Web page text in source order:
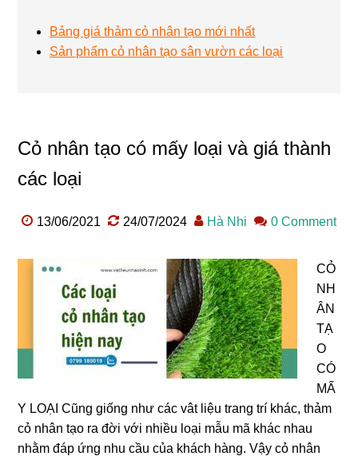
Bảng giá thảm cỏ nhân tạo mới nhất
Sản phẩm cỏ nhân tạo sân vườn các loại
Cỏ nhân tạo có mấy loại và giá thành
các loại
13/06/2021 24/07/2024 Hà Nhi 0 Comment
CỎ
NH
ÂN
TẠ
O
CÓ
MẤ
Y LOẠI Cũng giống như các vât liệu trang trí khác, thảm
cỏ nhân tạo ra đời với nhiều loại mẫu mã khác nhau
nhằm đáp ứng nhu cầu của khách hàng. Vậy cỏ nhân